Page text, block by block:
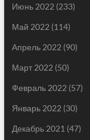
Июнь 2022 (233)
Май 2022 (114)
Апрель 2022 (90)
Март 2022 (50)
Февраль 2022 (57)
Январь 2022 (30)
Декабрь 2021 (47)